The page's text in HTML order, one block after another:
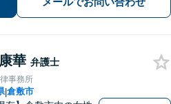
華 弁護士
事務所
|倉敷市